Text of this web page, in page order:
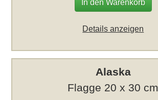
In den Warenkorb
Details anzeigen
Alaska
Flagge 20 x 30 cm